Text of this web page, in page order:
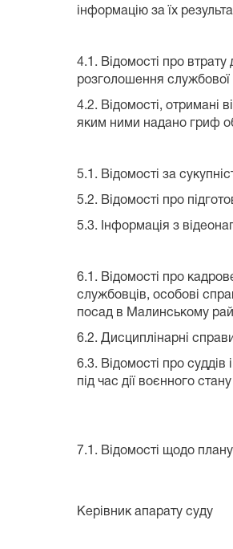
інформацію за їх
4.1. Відомості про
розголошення службової
4.2. Відомості, отримані
яким ними надано гриф
5.1. Відомості за
5.2. Відомості про
5.3. Інформація з
6.1. Відомості про
службовців, особові
посад в Малинському
6.2. Дисциплінарні
6.3. Відомості про
під час дії воєнного
7.1. Відомості щодо
Керівник апарату суду